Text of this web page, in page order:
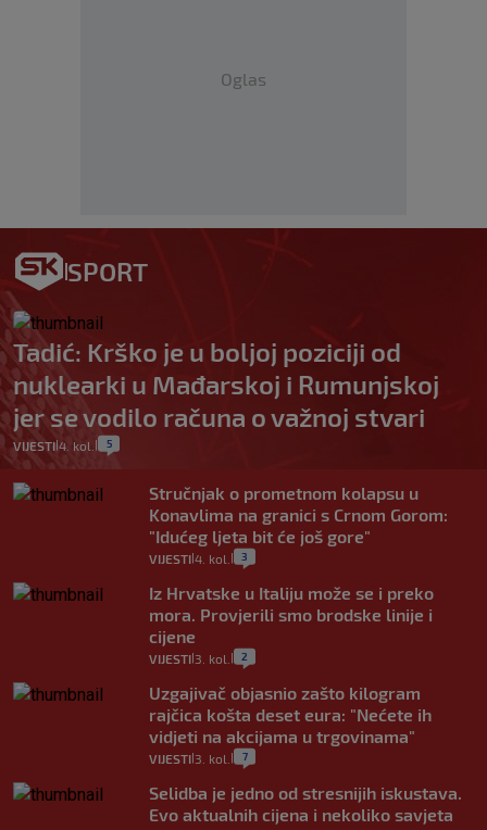
Oglas
SPORT
Tadić: Krško je u boljoj poziciji od
nuklearki u Mađarskoj i Rumunjskoj
jer se vodilo računa o važnoj stvari
VIJESTI|4. kol. 5
Stručnjak o prometnom kolapsu u
Konavlima na granici s Crnom Gorom:
"Idućeg ljeta bit će još gore"
VIJESTI 4. kol. 3
Iz Hrvatske u Italiju može se i preko
mora. Provjerili smo brodske linije i
cijene
VIJESTI 3. kol. 2
Uzgajivač objasnio zašto kilogram
rajčica košta deset eura: "Nećete ih
vidjeti na akcijama u trgovinama"
VIJESTI 3. kol. 7
Selidba je jedno od stresnijih iskustava.
Evo aktualnih cijena i nekoliko savjeta